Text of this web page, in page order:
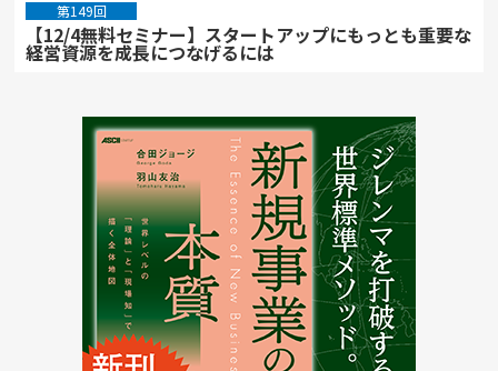
第149回
【12/4無料セミナー】スタートアップにもっとも重要な
経営資源を成長につなげるには